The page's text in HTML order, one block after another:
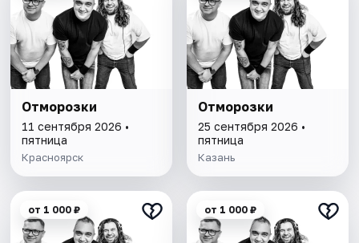
Отморозки
11 сентября 2026 •
пятница
Красноярск
Отморозки
25 сентября 2026 •
пятница
Казань
от 1 000 ₽ от 1 000 ₽